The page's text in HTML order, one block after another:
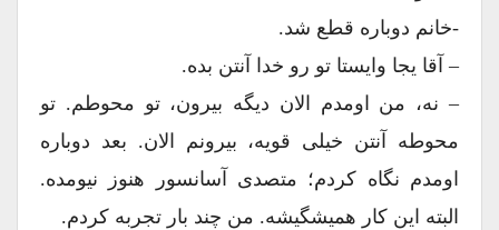
-خانم دوباره قطع شد.
– آقا یجا وایستا تو رو خدا آنتن بده.
– نه، من اومدم الان دیگه بیرون، تو محوطم. تو
محوطه آنتن خیلی قویه، بیرونم الان. بعد دوباره
اومدم نگاه کردم؛ متصدی آسانسور هنوز نیومده.
البته این کار همیشگیشه. من چند بار تجربه کردم.